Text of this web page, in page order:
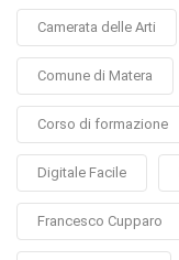
Camerata delle Arti
Comune di Matera
Corso di formazione
Digitale Facile
Francesco Cupparo